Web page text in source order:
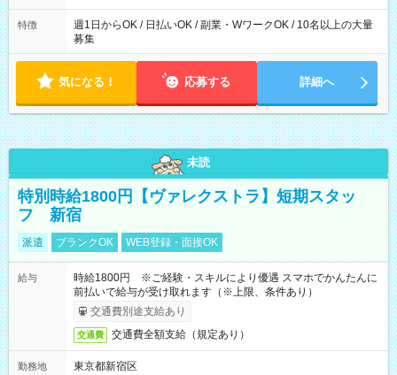
特徴
週1日からOK / 日払いOK / 副業・WワークOK / 10名以上の大量
募集
気になる！ 応募する 詳細へ
未読
特別時給1800円【ヴァレクストラ】短期スタッ
フ 新宿
派遣 ブランクOK WEB登録・面接OK
給与
時給1800円 ※ご経験・スキルにより優遇 スマホでかんたんに
前払いで給与が受け取れます（※上限、条件あり）
交通費別途支給あり
交通費 交通費全額支給（規定あり）
勤務地
東京都新宿区